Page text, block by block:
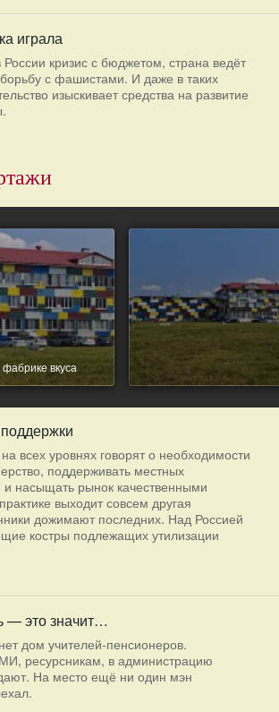
играла
России кризис с бюджетом, страна ведёт
с фашистами. И даже в таких
изыскивает средства на развитие
вкуса
всех уровнях говорят о необходимости
поддерживать местных
и насыщать рынок качественными
выходит совсем другая
дожимают последних. Над Россией
костры подлежащих утилизации
— это значит…
дом учителей-пенсионеров.
ресурсникам, в администрацию
На место ещё ни один мэн